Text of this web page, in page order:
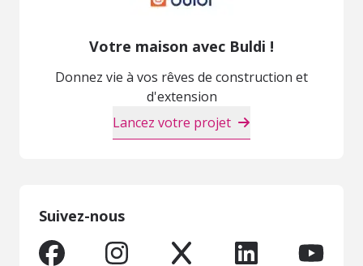
Votre maison avec Buldi !
Donnez vie à vos rêves de construction et
d'extension
Lancez votre projet
Suivez-nous